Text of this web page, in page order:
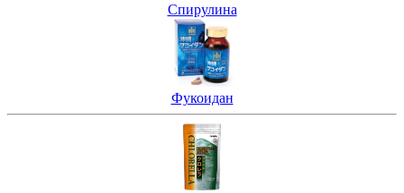
Спирулина
Фукоидан